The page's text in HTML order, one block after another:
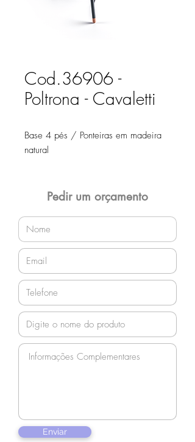
Cod.36906 -
Poltrona - Cavaletti
Base 4 pés / Ponteiras em madeira
natural
Pedir um orçamento
Enviar